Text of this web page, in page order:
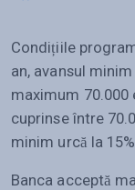
Condițiile
an, avansul
maximum 70.000
cuprinse între
minim urcă la 15%.
Banca acceptă